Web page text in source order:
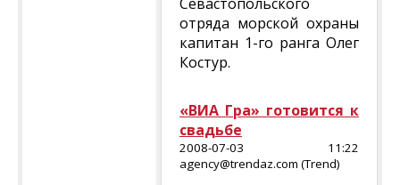
отряда морской охраны
капитан 1-го ранга Олег
Костур.
«ВИА Гра» готовится к
свадьбе
2008-07-03 11:22
agency@trendaz.com (Trend)